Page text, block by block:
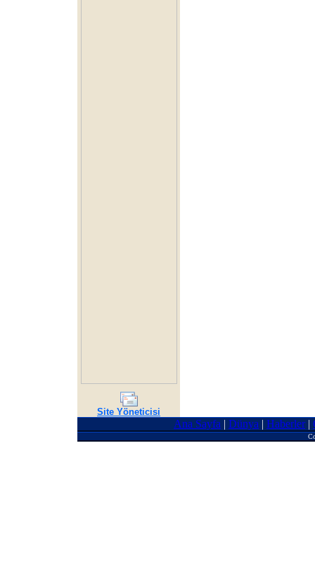
Site Yöneticisi
Ana Sayfa | Dünya | Haberler|